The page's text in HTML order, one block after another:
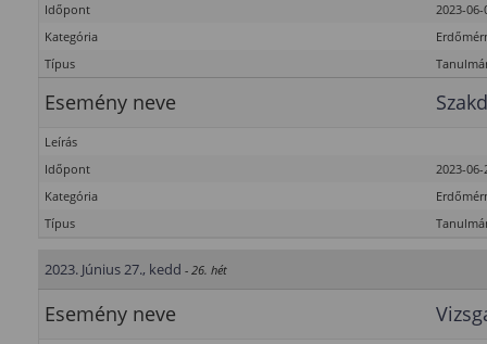
Időpont
2023-06-
Kategória
Típus
Esemény neve
Leírás
Időpont
2023-06-
Kategória
Típus
2023. Június 27., kedd - 26. hét
Esemény neve